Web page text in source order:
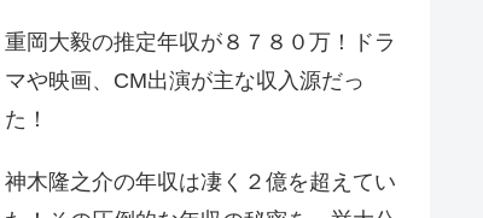
重岡大毅の推定年収が８７８０万！ドラ
マや映画、CM出演が主な収入源だっ
た！
神木隆之介の年収は凄く２億を超えてい